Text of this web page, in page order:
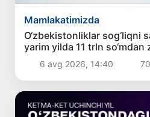
Mamlakatimizda
O‘zbekistonliklar sog‘liqni
yarim yilda 11 trln so‘mdan
sarfladi
6 avg 2026, 14:40